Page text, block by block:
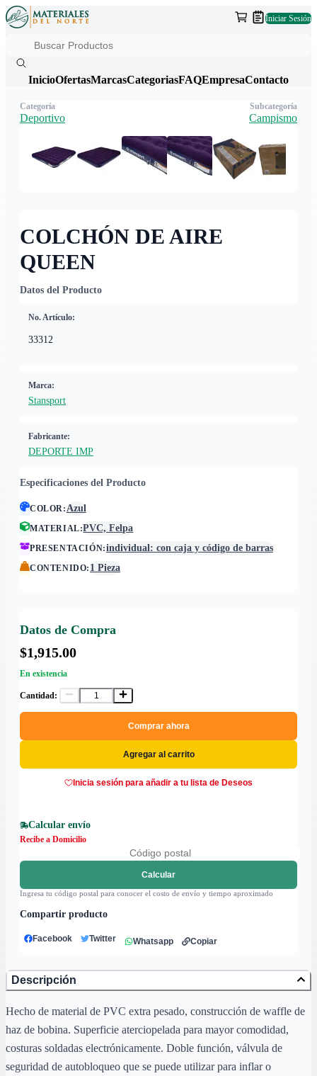
Iniciar Sesión
InicioOfertasMarcasCategoriasFAQEmpresaContacto
COLCHÓN DE AIRE
QUEEN
Datos del Producto
No. Artículo:
33312
Marca:
Stansport
Fabricante:
DEPORTE IMP
Especificaciones del Producto
COLOR:Azul
MATERIAL:PVC, Felpa
PRESENTACIÓN:individual: con caja y código de barras
CONTENIDO: 1 Pieza
Datos de Compra
$1,915.00
En existencia
Cantidad:
Comprar ahora
Agregar al carrito
Inicia sesión para añadir a tu lista de Deseos
Calcular envío
Recibe a Domicilio
Calcular
Ingresa tu código postal para conocer el costo de envío y tiempo aproximado
Compartir producto
Facebook Twitter Whatsapp Copiar
Categoría
Deportivo
Subcategoría
Campismo
Descripción
Hecho de material de PVC extra pesado, construcción de waffle de
haz de bobina. Superficie aterciopelada para mayor comodidad,
costuras soldadas electrónicamente. Doble función, válvula de
seguridad de autobloqueo que se puede utilizar para inflar o